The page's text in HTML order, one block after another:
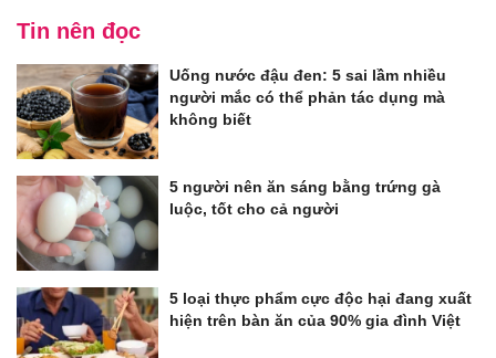
Tin nên đọc
Uống nước đậu đen: 5 sai lầm nhiều
người mắc có thể phản tác dụng mà
không biết
5 người nên ăn sáng bằng trứng gà
luộc, tốt cho cả người
5 loại thực phẩm cực độc hại đang xuất
hiện trên bàn ăn của 90% gia đình Việt